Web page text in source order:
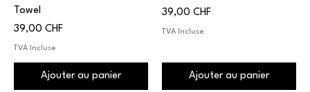
Towel
Prix
39,00 CHF
TVA Incluse
Ajouter au panier
Prix
39,00 CHF
TVA Incluse
Ajouter au panier